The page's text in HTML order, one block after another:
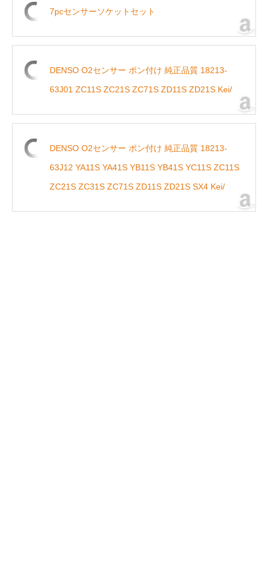
7pcセンサーソケットセット
DENSO O2センサー ポン付け 純正品質 18213-
63J01 ZC11S ZC21S ZC71S ZD11S ZD21S Kei/
DENSO O2センサー ポン付け 純正品質 18213-
63J12 YA11S YA41S YB11S YB41S YC11S ZC11S
ZC21S ZC31S ZC71S ZD11S ZD21S SX4 Kei/